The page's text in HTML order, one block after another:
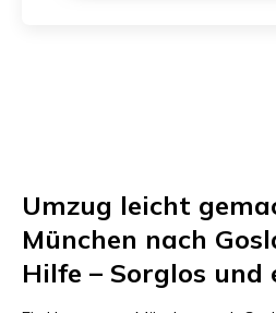
Umzug leicht
München nach
Hilfe – Sorglos und